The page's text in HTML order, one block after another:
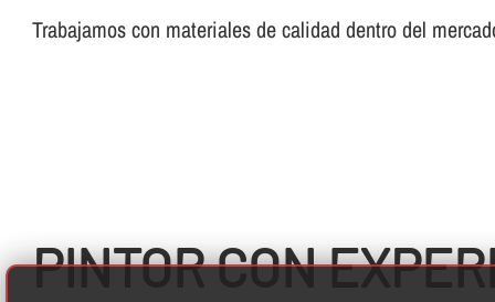
Trabajamos con materiales de calidad dentro del
PINTOR CON